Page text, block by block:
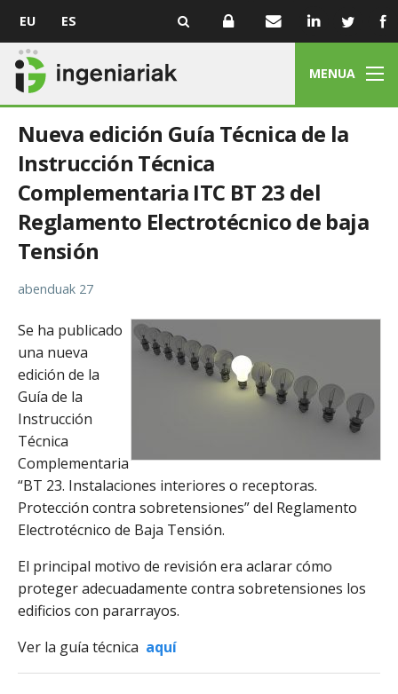
EU ES
MENUA
Nueva edición Guía Técnica de la
Instrucción Técnica
Complementaria ITC BT 23 del
Reglamento Electrotécnico de baja
Tensión
abenduak 27
Se ha publicado
una nueva
edición de la
Guía de la
Instrucción
Técnica
Complementaria
“BT 23. Instalaciones interiores o receptoras.
Protección contra sobretensiones” del Reglamento
Electrotécnico de Baja Tensión.
El principal motivo de revisión era aclarar cómo
proteger adecuadamente contra sobretensiones los
edificios con pararrayos.
Ver la guía técnica aquí